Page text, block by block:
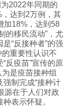
2022年同期的
达到2万例，其
加18%，达到58
的移民流动”，尤
“反接种者”的强
重要性认识不
反疫苗”宣传的原
是疫苗接种组
制完成“接种计
源在于人们对政
表示怀疑。